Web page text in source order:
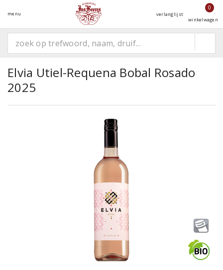
menu verlanglijst
0
winkelwagen
Elvia Utiel-Requena Bobal Rosado
2025